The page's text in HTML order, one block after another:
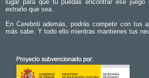
lugar para que tú puedas encontrar ese
extraño que sea.
En Cerebriti además, podrás competir con tus
más sabe. Y todo ello mientras mantienes tus